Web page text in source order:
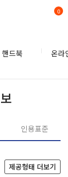
핸드북 온라
0
인용표준
제공형태 더보기